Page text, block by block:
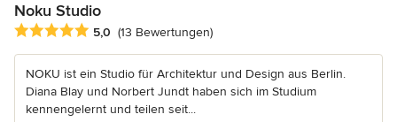
Noku Studio
Durchschnittliche Bewertung: 5 von 5 Sternen
5,0 (13 Bewertungen)
NOKU ist ein Studio für Architektur und Design aus Berlin.
Diana Blay und Norbert Jundt haben sich im Studium
kennengelernt und teilen seit...